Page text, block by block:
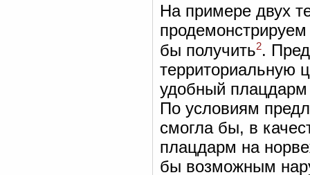
На примере двух
бы получить2.
территориальную
удобный плацдарм
По условиям
смогла бы, в
плацдарм на
бы возможным